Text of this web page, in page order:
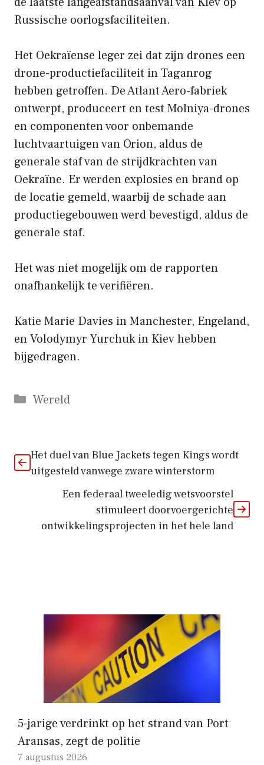
Russische oorlogsfaciliteiten.
Het Oekraïense leger zei dat zijn drones een
drone-productiefaciliteit in Taganrog
hebben getroffen. De Atlant Aero-fabriek
ontwerpt, produceert en test Molniya-drones
en componenten voor onbemande
luchtvaartuigen van Orion, aldus de
generale staf van de strijdkrachten van
Oekraïne. Er werden explosies en brand op
de locatie gemeld, waarbij de schade aan
productiegebouwen werd bevestigd, aldus de
generale staf.
Het was niet mogelijk om de rapporten
onafhankelijk te verifiëren.
Katie Marie Davies in Manchester, Engeland,
en Volodymyr Yurchuk in Kiev hebben
bijgedragen.
Categorieën
Wereld
Het duel van Blue Jackets tegen Kings wordt
uitgesteld vanwege zware winterstorm
Een federaal tweeledig wetsvoorstel
stimuleert doorvoergerichte
ontwikkelingsprojecten in het hele land
5-jarige verdrinkt op het strand van Port
Aransas, zegt de politie
7 augustus 2026